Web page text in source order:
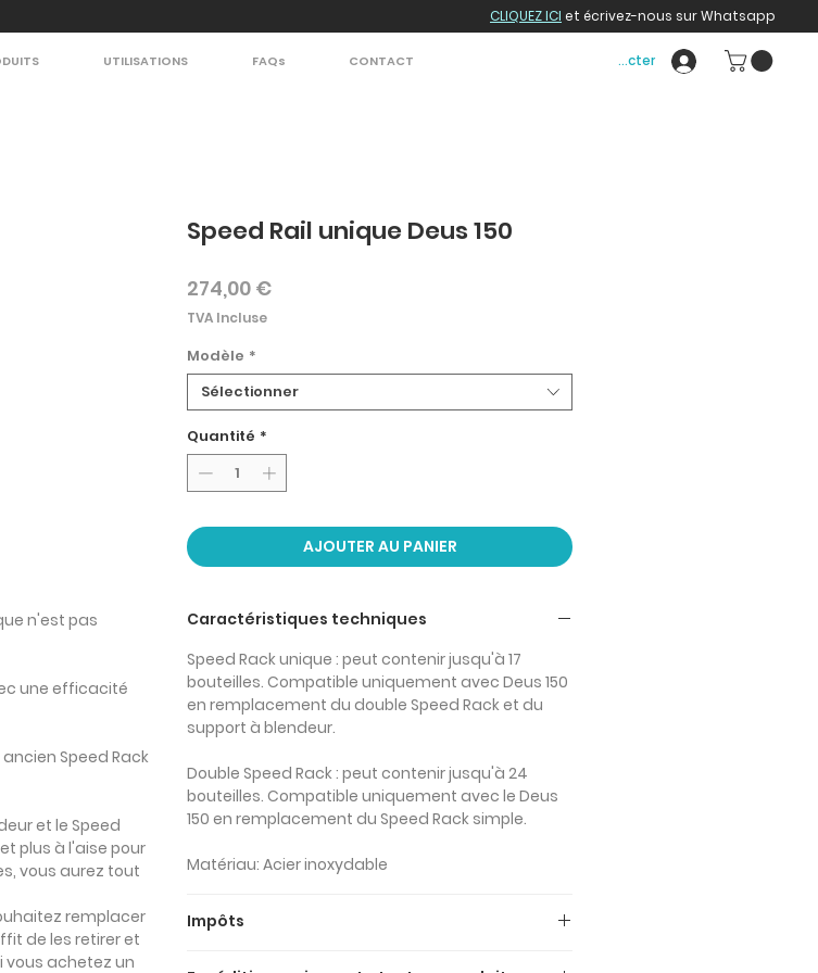
CLIQUEZ ICI et écrivez-nous sur Whatsapp
UTILISATIONS FAQs CONTACT Se connecter
n'est pas
une efficacité
Speed Rack
et le Speed
plus à l'aise pour
vous aurez tout
remplacer
de les retirer et
vous achetez un
Speed Rail unique Deus 150
274,00 €Prix
TVA Incluse
Modèle *
Sélectionner
Quantité *
AJOUTER AU PANIER
Caractéristiques techniques
Speed Rack unique : peut contenir jusqu'à 17
bouteilles. Compatible uniquement avec Deus 150
en remplacement du double Speed Rack et du
support à blendeur.
Double Speed Rack : peut contenir jusqu'à 24
bouteilles. Compatible uniquement avec le Deus
150 en remplacement du Speed Rack simple.
Matériau: Acier inoxydable
Impôts